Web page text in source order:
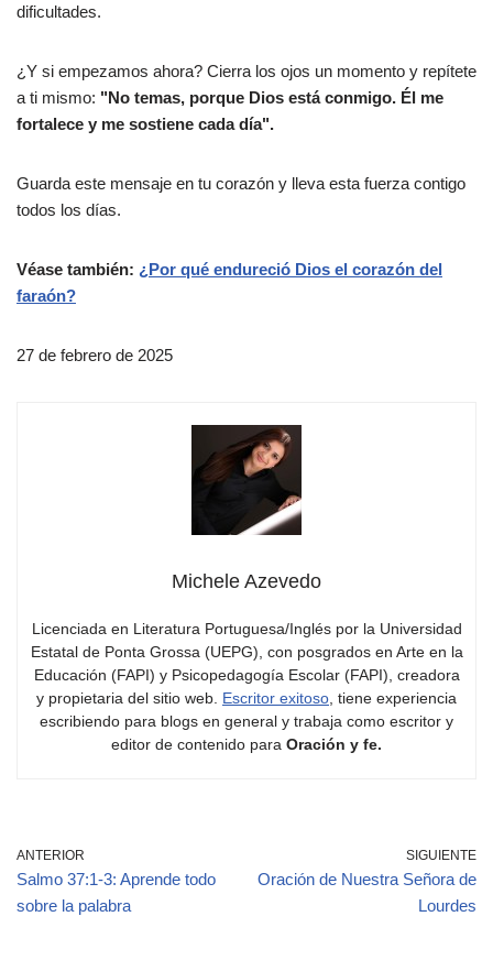
dificultades.
¿Y si empezamos ahora? Cierra los ojos un momento y repítete
a ti mismo: "No temas, porque Dios está conmigo. Él me
fortalece y me sostiene cada día".
Guarda este mensaje en tu corazón y lleva esta fuerza contigo
todos los días.
Véase también: ¿Por qué endureció Dios el corazón del
faraón?
27 de febrero de 2025
Michele Azevedo
Licenciada en Literatura Portuguesa/Inglés por la Universidad
Estatal de Ponta Grossa (UEPG), con posgrados en Arte en la
Educación (FAPI) y Psicopedagogía Escolar (FAPI), creadora
y propietaria del sitio web. Escritor exitoso , tiene experiencia
escribiendo para blogs en general y trabaja como escritor y
editor de contenido para Oración y fe.
ANTERIOR
Salmo 37:1-3: Aprende todo
sobre la palabra
SIGUIENTE
Oración de Nuestra Señora de
Lourdes